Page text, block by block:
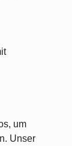
um
Unser